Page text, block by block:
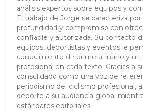
análisis expertos sobre equipos y
El trabajo de Jorge se caracteriza
profundidad y compromiso con
confiable y autorizada. Su contacto
equipos, deportistas y eventos le
conocimiento de primera mano y un
profesional en cada texto. Gracias a
consolidado como una voz de
periodismo del ciclismo profesional,
deporte a su audiencia global
estándares editoriales.